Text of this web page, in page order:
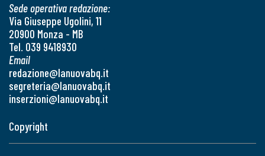
Sede operativa redazione:
Via Giuseppe Ugolini, 11
20900 Monza - MB
Tel. 039 9418930
Email
redazione@lanuovabq.it
segreteria@lanuovabq.it
inserzioni@lanuovabq.it
Copyright